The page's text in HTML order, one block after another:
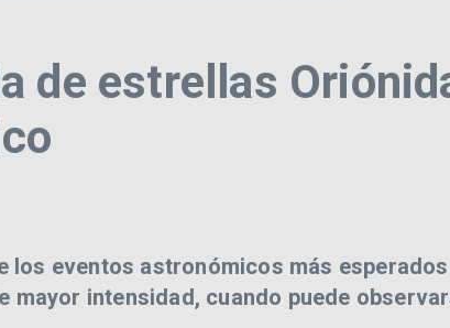
de estrellas
los eventos astronómicos más
mayor intensidad, cuando puede